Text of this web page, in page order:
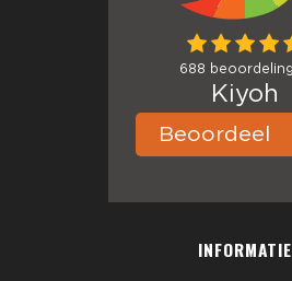
INFORMATIE